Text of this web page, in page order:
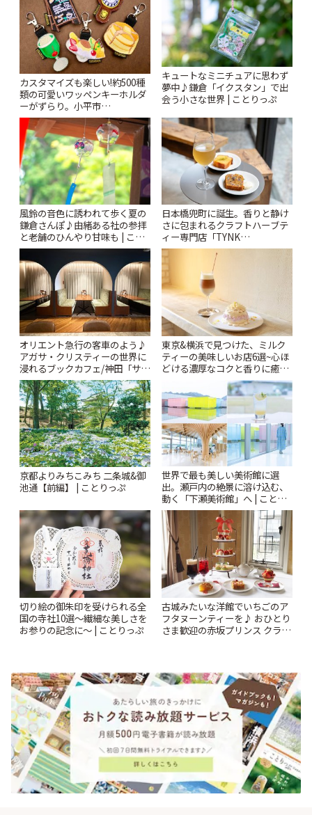
カスタマイズも楽しい!約500種
類の可愛いワッペンキーホルダ
ーがずらり。小平市
「Kimamaya T&K」 | ことりっ
ぷ
キュートなミニチュアに思わず
夢中♪鎌倉「イクスタン」で出
会う小さな世界 | ことりっぷ
風鈴の音色に誘われて歩く夏の
鎌倉さんぽ♪由緒ある社の参拝
と老舗のひんやり甘味も | こと
りっぷ
日本橋兜町に誕生。香りと静け
さに包まれるクラフトハーブテ
ィー専門店「TYNK
Kabutocho」 | ことりっぷ
オリエント急行の客車のよう♪
アガサ・クリスティーの世界に
浸れるブックカフェ/神田「サロ
ンクリスティ」 | ことりっぷ
東京&横浜で見つけた、ミルク
ティーの美味しいお店6選~心ほ
どける濃厚なコクと香りに癒や
されるティータイム~ | ことりっ
ぷ
京都よりみちこみち 二条城&御
池通【前編】 | ことりっぷ
世界で最も美しい美術館に選
出。瀬戸内の絶景に溶け込む、
動く「下瀬美術館」へ | ことり
っぷ
切り絵の御朱印を受けられる全
国の寺社10選〜繊細な美しさを
お参りの記念に〜 | ことりっぷ
古城みたいな洋館でいちごのア
フタヌーンティーを♪ おひとり
さま歓迎の赤坂プリンス クラシ